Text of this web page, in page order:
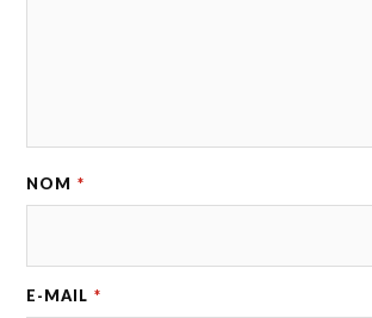
NOM *
E-MAIL *